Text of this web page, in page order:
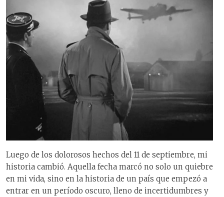
Luego de los dolorosos hechos del 11 de septiembre, mi
historia cambió. Aquella fecha marcó no solo un quiebre
en mi vida, sino en la historia de un país que empezó a
entrar en un período oscuro, lleno de incertidumbres y